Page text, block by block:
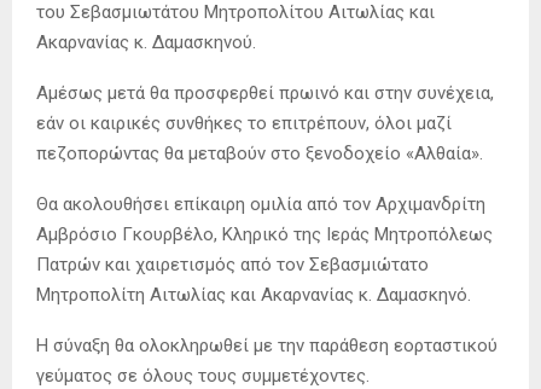
του Σεβασμιωτάτου Μητροπολίτου Αιτωλίας και
Ακαρνανίας κ. Δαμασκηνού.
Αμέσως μετά θα προσφερθεί πρωινό και στην συνέχεια,
εάν οι καιρικές συνθήκες το επιτρέπουν, όλοι μαζί
πεζοπορώντας θα μεταβούν στο ξενοδοχείο «Αλθαία».
Θα ακολουθήσει επίκαιρη ομιλία από τον Αρχιμανδρίτη
Αμβρόσιο Γκουρβέλο, Κληρικό της Ιεράς Μητροπόλεως
Πατρών και χαιρετισμός από τον Σεβασμιώτατο
Μητροπολίτη Αιτωλίας και Ακαρνανίας κ. Δαμασκηνό.
Η σύναξη θα ολοκληρωθεί με την παράθεση εορταστικού
γεύματος σε όλους τους συμμετέχοντες.